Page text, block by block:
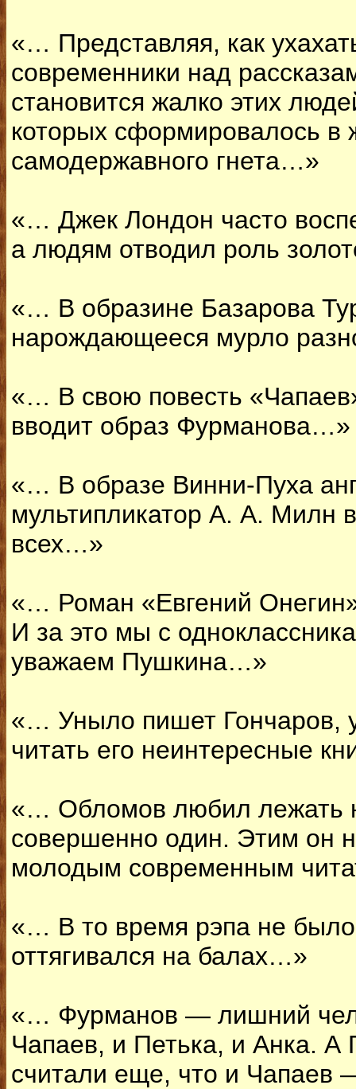
«… Представляя, как
современники над
становится жалко этих
которых сформировалось в
самодержавного гнета…»
«… Джек Лондон часто
а людям отводил роль
«… В образине Базарова
нарождающееся мурло
«… В свою повесть
вводит образ Фурманова…»
«… В образе Винни-Пуха
мультипликатор А. А. Милн
всех…»
«… Роман «Евгений
И за это мы с
уважаем Пушкина…»
«… Уныло пишет Гончаров,
читать его неинтересные
«… Обломов любил лежать
совершенно один. Этим он
молодым современным
«… В то время рэпа не
оттягивался на балах…»
«… Фурманов — лишний
Чапаев, и Петька, и Анка. А
считали еще, что и